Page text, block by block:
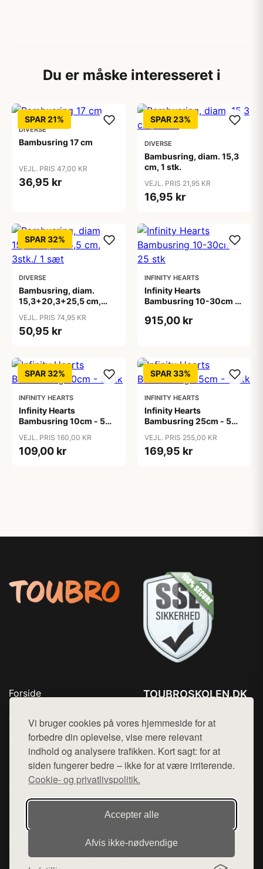
Vi bruger cookies på vores hjemmeside for at
forbedre din oplevelse, vise mere relevant
indhold og analysere trafikken. Kort sagt: for at
siden fungerer bedre – ikke for at være irriterende.
Cookie- og privatlivspolitik.
Accepter alle
Afvis ikke‑nødvendige
Du er måske interesseret i
SPAR 21%
DIVERSE
Bambusring 17 cm
VEJL. PRIS 47,00 KR
36,95 kr
SPAR 23%
DIVERSE
Bambusring, diam. 15,3
cm, 1 stk.
VEJL. PRIS 21,95 KR
16,95 kr
SPAR 32%
DIVERSE
Bambusring, diam.
15,3+20,3+25,5 cm,
VEJL. PRIS 74,95 KR
50,95 kr
INFINITY HEARTS
Infinity Hearts
Bambusring 10-30cm -
915,00 kr
SPAR 32%
INFINITY HEARTS
Infinity Hearts
Bambusring 10cm - 5
VEJL. PRIS 160,00 KR
109,00 kr
SPAR 33%
INFINITY HEARTS
Infinity Hearts
Bambusring 25cm - 5
VEJL. PRIS 255,00 KR
169,95 kr
Forside
Top Rabatter
Blog
Kontakt
TOUBROSKOLEN.DK
Mail: hej@want.dk
Cookie- og privatlivspolitik
Denne side er en del af want.dk, der udgiver en række
hjemmesider med præsentation af forskellige produkter fra
diverse webshops. Der sælges ikke varer fra denne side - vi
henviser til de shops, som sælger varen. Vi har heller ikke
varerne på lager.